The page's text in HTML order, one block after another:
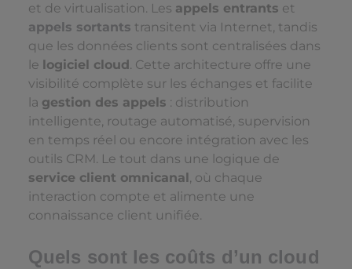
et de virtualisation. Les appels entrants et
appels sortants transitent via Internet, tandis
que les données clients sont centralisées dans
le logiciel cloud . Cette architecture offre une
visibilité complète sur les échanges et facilite
la gestion des appels : distribution
intelligente, routage automatisé, supervision
en temps réel ou encore intégration avec les
outils CRM. Le tout dans une logique de
service client omnicanal , où chaque
interaction compte et alimente une
connaissance client unifiée.
Quels sont les coûts d’un cloud